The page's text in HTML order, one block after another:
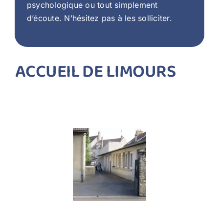
psychologique ou tout simplement
d’écoute. N’hésitez pas à les solliciter.
ACCUEIL DE LIMOURS